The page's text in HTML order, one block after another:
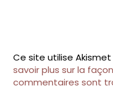
Ce site utilise
savoir plus sur la
commentaires sont